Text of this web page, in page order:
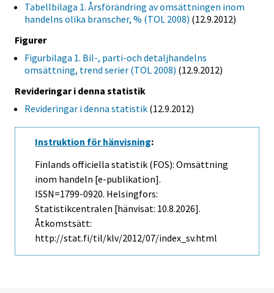
Tabellbilaga 1. Årsförändring av omsättningen inom
handelns olika branscher, % (TOL 2008) (12.9.2012)
Figurer
Figurbilaga 1. Bil-, parti-och detaljhandelns
omsättning, trend serier (TOL 2008) (12.9.2012)
Revideringar i denna statistik
Revideringar i denna statistik (12.9.2012)
Instruktion för hänvisning:
Finlands officiella statistik (FOS): Omsättning
inom handeln [e-publikation].
ISSN=1799-0920. Helsingfors:
Statistikcentralen [hänvisat: 10.8.2026].
Åtkomstsätt:
http://stat.fi/til/klv/2012/07/index_sv.html